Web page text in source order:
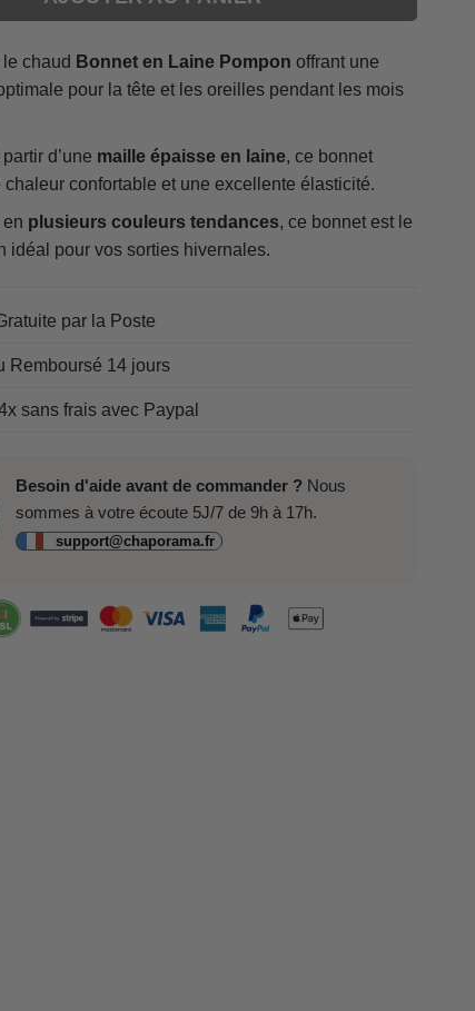
chaud Bonnet en Laine Pompon offrant une
pour la tête et les oreilles pendant les mois
d’une maille épaisse en laine, ce bonnet
chaleur confortable et une excellente élasticité.
plusieurs couleurs tendances, ce bonnet est le
idéal pour vos sorties hivernales.
par la Poste
Remboursé 14 jours
sans frais avec Paypal
Besoin d'aide avant de commander ?Nous
sommes à votre écoute 5J/7 de 9h à 17h.
support@chaporama.fr